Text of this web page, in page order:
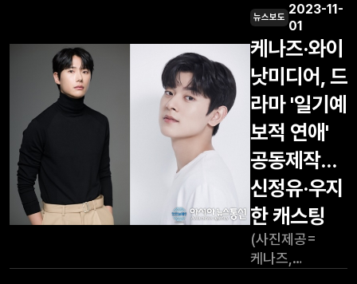
제작 등 다양한
형태로 사업을
확대하고
있다."고 전했다.
그러면서
"케나즈 대표적
웹툰 작품인 <;;
장미와 샴페인>;;
(
'일본 웹툰
아카데미'를
성공적으로
마무리했다고
밝혔다. 케나즈는
중국 바이트댄스,
국내
카카오페이지와의
아카데미 경험을
기반으로
이번에는 일본의
와콤과 셀시스와
협업하여 지난
6월부터 11월
뉴스보도
2023-11-
01
케나즈·와이
낫미디어, 드
라마 '일기예
보적 연애'
공동제작...
신정유·우지
한 캐스팅
(사진제공=
케나즈,